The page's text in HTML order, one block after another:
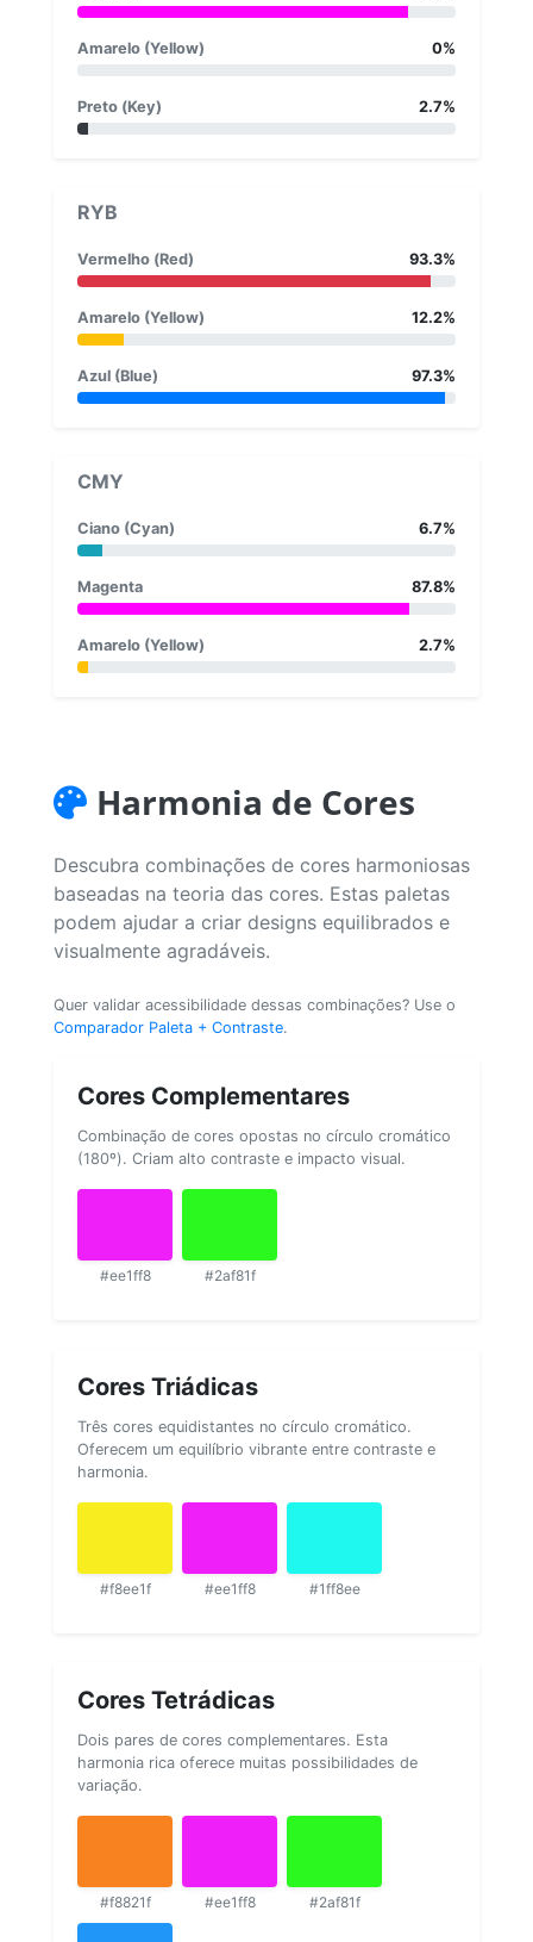
Amarelo (Yellow) 0%
Preto (Key) 2.7%
RYB
Vermelho (Red) 93.3%
Amarelo (Yellow) 12.2%
Azul (Blue) 97.3%
CMY
Ciano (Cyan) 6.7%
Magenta 87.8%
Amarelo (Yellow) 2.7%
Harmonia de Cores
Descubra combinações de cores harmoniosas
baseadas na teoria das cores. Estas paletas
podem ajudar a criar designs equilibrados e
visualmente agradáveis.
Quer validar acessibilidade dessas combinações? Use o
Comparador Paleta + Contraste.
Cores Complementares
Combinação de cores opostas no círculo cromático
(180º). Criam alto contraste e impacto visual.
#ee1ff8 #2af81f
Cores Triádicas
Três cores equidistantes no círculo cromático.
Oferecem um equilíbrio vibrante entre contraste e
harmonia.
#f8ee1f #ee1ff8 #1ff8ee
Cores Tetrádicas
Dois pares de cores complementares. Esta
harmonia rica oferece muitas possibilidades de
variação.
#f8821f #ee1ff8 #2af81f